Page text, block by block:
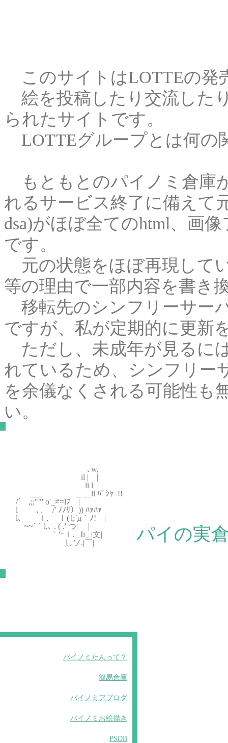
このサイトはLOTTEの発
絵を投稿したり交流した
られたサイトです。
LOTTEグループとは何の
もともとのパイノミ倉庫
れるサービス終了に備えて
dsa)がほぼ全てのhtml、画
です。
元の状態をほぼ再現して
等の理由で一部内容を書き
移転先のシンフリーサー
ですが、私が定期的に更新
ただし、未成年が見るに
れているため、シンフリー
を余儀なくされる可能性も
い。
､w,
il | |
li l |
___ ＿__li ﾊﾞｼｬｰ!!
/´ ,;;""' o'_≠=lﾌ |
l ､. /' ﾉﾉﾘ）)) ﾊｧﾊｧ
l､ ｌ, ｌ(|l;´д｀ﾉ! |
~~´｀l,､ . ( .' つ| |
｀'ｰｌ､_Ii_ |文|
しソ.|￣|
パイの実
パイノミたんって？
簡易倉庫
パイノミアプロダ
パイノミお絵描き
PSDB